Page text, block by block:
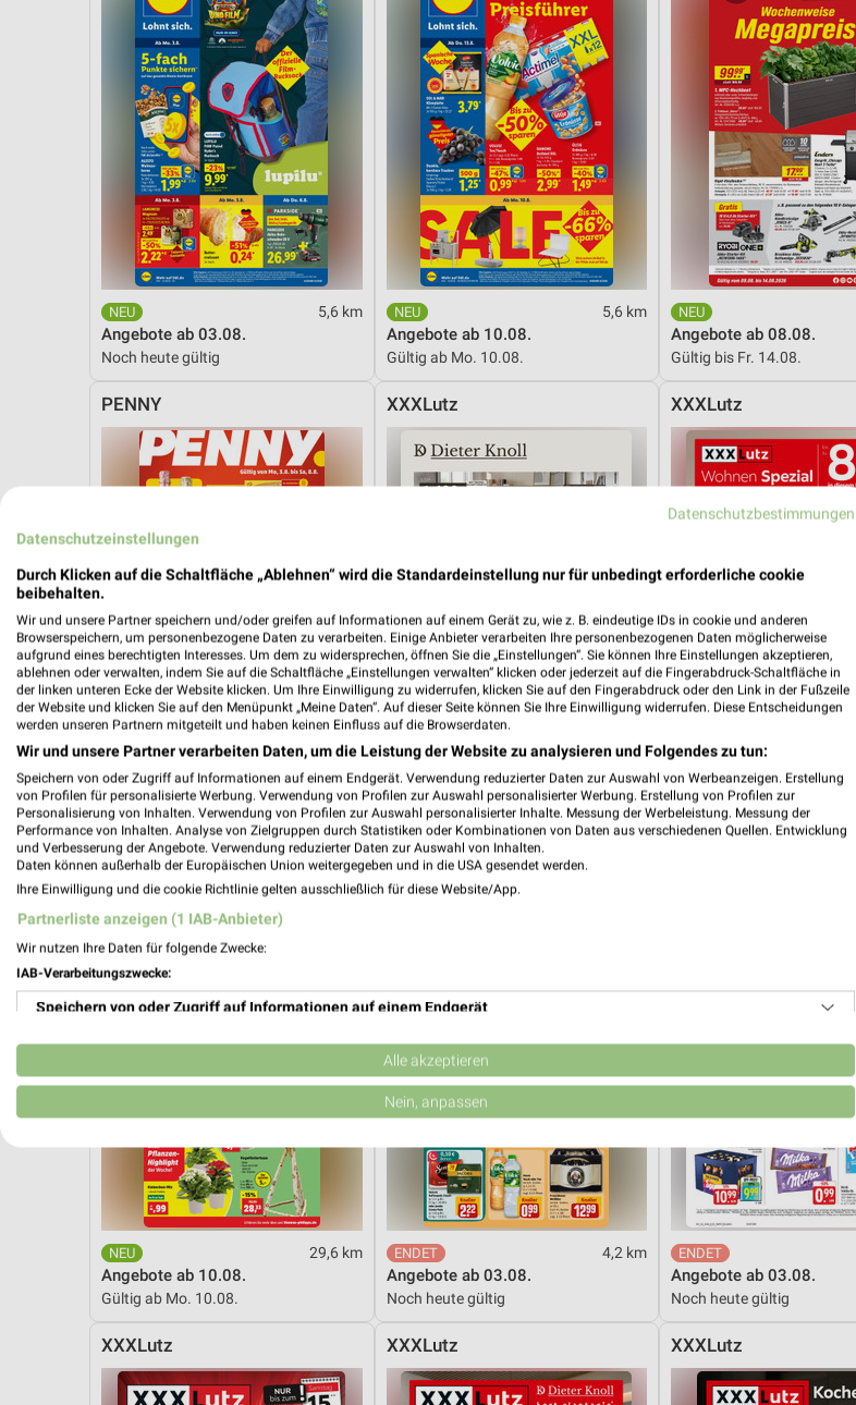
5,6 km
Angebote ab 03.08.
Noch heute gültig
5,6 km
Angebote ab 10.08.
Gültig ab Mo. 10.08.
Angebote ab 08.08.
Gültig bis Fr. 14.08.
PENNY
22 km
Angebote ab 03.08.
Noch heute gültig
XXXLutz
43,4 km
Dieter Knoll
Gültig bis Fr. 14.08.
XXXLutz
Wohnen Spezial
Gültig bis Fr. 14.08.
Thomas Philipps
29,6 km
Angebote ab 10.08.
Gültig ab Mo. 10.08.
REWE
4,2 km
Angebote ab 03.08.
Noch heute gültig
Angebote ab 03.08.
Noch heute gültig
XXXLutz XXXLutz XXXLutz
Datenschutzbestimmungen
Datenschutzeinstellungen
Durch Klicken auf die Schaltfläche „Ablehnen“ wird die Standardeinstellung nur für unbedingt erforderliche cookie
beibehalten.
Wir und unsere Partner speichern und/oder greifen auf Informationen auf einem Gerät zu, wie z. B. eindeutige IDs in cookie und anderen
Browserspeichern, um personenbezogene Daten zu verarbeiten. Einige Anbieter verarbeiten Ihre personenbezogenen Daten möglicherweise
aufgrund eines berechtigten Interesses. Um dem zu widersprechen, öffnen Sie die „Einstellungen“. Sie können Ihre Einstellungen akzeptieren,
ablehnen oder verwalten, indem Sie auf die Schaltfläche „Einstellungen verwalten“ klicken oder jederzeit auf die Fingerabdruck-Schaltfläche in
der linken unteren Ecke der Website klicken. Um Ihre Einwilligung zu widerrufen, klicken Sie auf den Fingerabdruck oder den Link in der Fußzeile
der Website und klicken Sie auf den Menüpunkt „Meine Daten“. Auf dieser Seite können Sie Ihre Einwilligung widerrufen. Diese Entscheidungen
werden unseren Partnern mitgeteilt und haben keinen Einfluss auf die Browserdaten.
Wir und unsere Partner verarbeiten Daten, um die Leistung der Website zu analysieren und Folgendes zu tun:
Speichern von oder Zugriff auf Informationen auf einem Endgerät. Verwendung reduzierter Daten zur Auswahl von Werbeanzeigen. Erstellung
von Profilen für personalisierte Werbung. Verwendung von Profilen zur Auswahl personalisierter Werbung. Erstellung von Profilen zur
Personalisierung von Inhalten. Verwendung von Profilen zur Auswahl personalisierter Inhalte. Messung der Werbeleistung. Messung der
Performance von Inhalten. Analyse von Zielgruppen durch Statistiken oder Kombinationen von Daten aus verschiedenen Quellen. Entwicklung
und Verbesserung der Angebote. Verwendung reduzierter Daten zur Auswahl von Inhalten.
Daten können außerhalb der Europäischen Union weitergegeben und in die USA gesendet werden.
Ihre Einwilligung und die cookie Richtlinie gelten ausschließlich für diese Website/App.
Partnerliste anzeigen (1 IAB-Anbieter)
Wir nutzen Ihre Daten für folgende Zwecke:
IAB-Verarbeitungszwecke:
Speichern von oder Zugriff auf Informationen auf einem Endgerät
Verwendung reduzierter Daten zur Auswahl von Werbeanzeigen
Erstellung von Profilen für personalisierte Werbung
Erstellung von Profilen zur Personalisierung von Inhalten
Verwendung von Profilen zur Auswahl personalisierter Inhalte
Messung der Werbeleistung
Analyse von Zielgruppen durch Statistiken oder Kombinationen von Daten aus verschiedenen
Alle akzeptieren
Nein, anpassen